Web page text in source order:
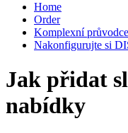
Home
Order
Komplexní průvodce
Nakonfigurujte si
Jak přidat
nabídky